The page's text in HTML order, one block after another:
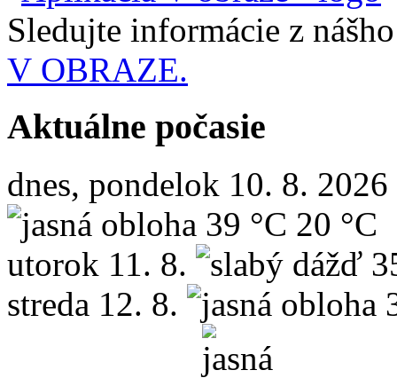
Sledujte informácie z
V OBRAZE.
Aktuálne počasie
dnes, pondelok 10. 8. 2026
39 °C 20 °C
utorok 11. 8.
streda 12. 8.